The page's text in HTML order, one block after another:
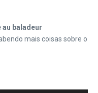
au baladeur
mais coisas sobre o